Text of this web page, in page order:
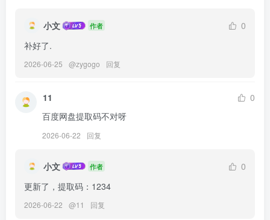
小文 作者
0
补好了.
2026-06-25 @zygogo 回复
11
0
百度网盘提取码不对呀
2026-06-22 回复
小文 作者
0
更新了，提取码：1234
2026-06-22 @11 回复